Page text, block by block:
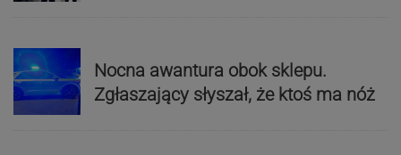
Nocna awantura obok sklepu.
Zgłaszający słyszał, że ktoś ma nóż